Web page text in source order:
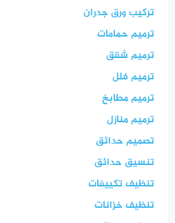
تركيب ورق جدران
ترميم حمامات
ترميم شقق
ترميم فلل
ترميم مطابخ
ترميم منازل
تصميم حدائق
تنسيق حدائق
تنظيف تكييفات
تنظيف خزانات